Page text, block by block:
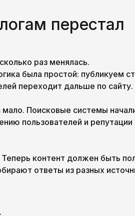
перестал
раз менялась.
была простой: публикуем
переходит дальше по сайту.
Поисковые системы
пользователей и репутации
контент должен быть
ответы из разных